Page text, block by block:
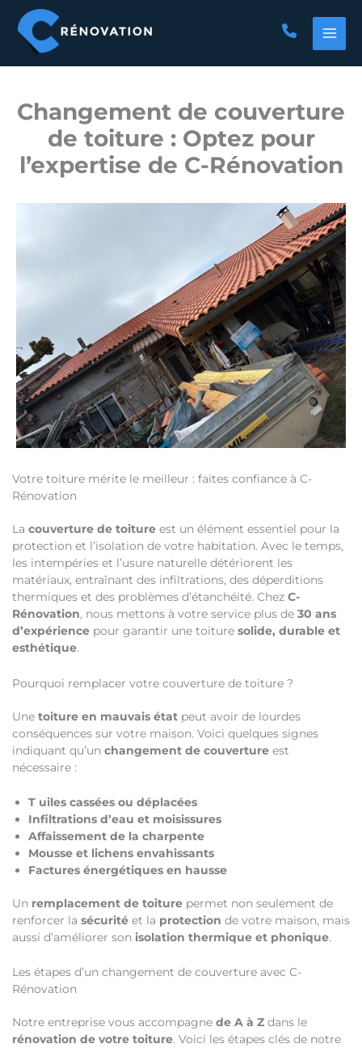
contenu
Changement de couverture
de toiture : Optez pour
l’expertise de C-Rénovation
Votre toiture mérite le meilleur : faites confiance à C-
Rénovation
La couverture de toiture est un élément essentiel pour la
protection et l’isolation de votre habitation. Avec le temps,
les intempéries et l’usure naturelle détériorent les
matériaux, entraînant des infiltrations, des déperditions
thermiques et des problèmes d’étanchéité. Chez C-
Rénovation, nous mettons à votre service plus de 30 ans
d’expérience pour garantir une toiture solide, durable et
esthétique.
Pourquoi remplacer votre couverture de toiture ?
Une toiture en mauvais état peut avoir de lourdes
conséquences sur votre maison. Voici quelques signes
indiquant qu’un changement de couverture est
nécessaire :
T uiles cassées ou déplacées
Infiltrations d’eau et moisissures
Affaissement de la charpente
Mousse et lichens envahissants
Factures énergétiques en hausse
Un remplacement de toiture permet non seulement de
renforcer la sécurité et la protection de votre maison, mais
aussi d’améliorer son isolation thermique et phonique.
Les étapes d’un changement de couverture avec C-
Rénovation
Notre entreprise vous accompagne de A à Z dans le
rénovation de votre toiture. Voici les étapes clés de notre